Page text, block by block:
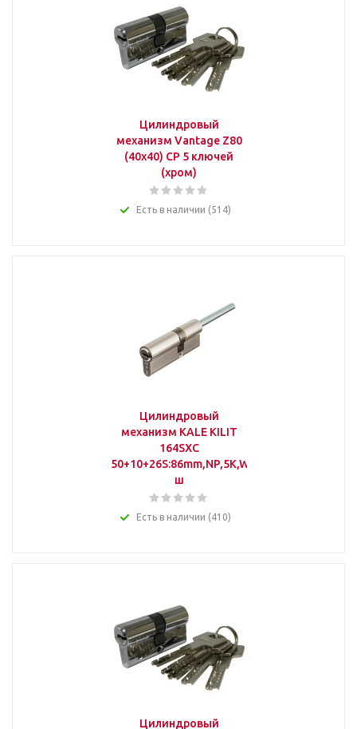
Цилиндровый
механизм Vantage Z80
(40x40) СР 5 ключей
(хром)
Есть в наличии (514)
Цилиндровый
механизм KALE KILIT
164SXC
50+10+26S:86mm,NP,5K,WB,к-
ш
Есть в наличии (410)
Цилиндровый